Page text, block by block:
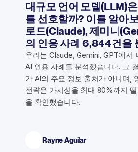
대규모 언어 모델(LLM)
를 선호할까? 이를 알아
로드(Claude), 제미니
의 인용 사례 6,844건을
우리는 Claude, Gemini, GPT에서
AI 인용 사례를 분석했습니다. 그
가 AI의 주요 정보 출처가 아니며,
전략은 가시성을 최대 80%까지
을 확인했습니다.
Rayne Aguilar